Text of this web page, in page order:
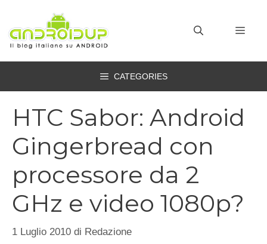
contenuto
CATEGORIES
HTC Sabor: Android
Gingerbread con
processore da 2
GHz e video 1080p?
1 Luglio 2010 di Redazione